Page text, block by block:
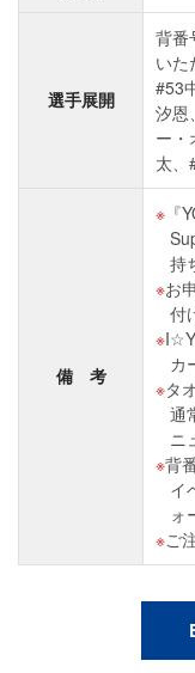
選手展開
背番
いた
#53
汐恩
ー・
太、
備 考
『
持
お
付
カ
タ
通
ニ
背
イ
ォ
ご